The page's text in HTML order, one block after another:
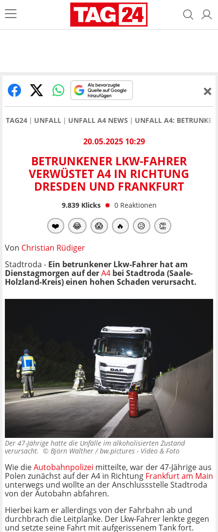
TAG24 UNFALL UNFALL A4 NEWS UNFALL A4:
20.05.2025 10:29
BETRUNKENER LKW-FAHRER
VERWÜSTET A4 IN RICHTUNG
DRESDEN UND FRANKFURT
9.839Klicks 0 Reaktionen
❤️ 😂 😱 🔥 😥 👏
Von Christian Rüdiger
Stadtroda - Ein betrunkener Lkw-Fahrer hat am
Dienstagmorgen auf derA4 bei Stadtroda (Saale-
Holzland-Kreis) einen hohen Schaden verursacht.
Der 47-Jährige hatte die Unfälle im alkoholisierten Zustand
verursacht. © Björn Walther / bw.pictures - Video & Foto
Wie dieAutobahnpolizei mitteilte, war der 47-Jährige aus
Polen zunächst auf der A4 in Richtung Frankfurt am Main
unterwegs und wollte an der Anschlussstelle Stadtroda
von der Autobahn abfahren.
Hierbei kam er allerdings von der Fahrbahn ab und
durchbrach die Leitplanke. Der Lkw-Fahrer lenkte gegen
und setzte seine Fahrt mit aufgerissenem Tank fort.